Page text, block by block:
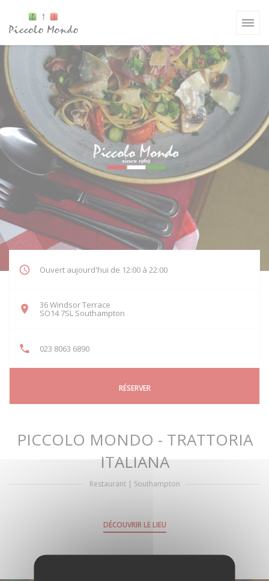
Ouvert aujourd'hui de 12:00 à 22:00
36 Windsor Terrace
SO14 7SL Southampton
023 8063 6890
RÉSERVER
PICCOLO MONDO - TRATTORIA
ITALIANA
Restaurant | Southampton
DÉCOUVRIR LE LIEU